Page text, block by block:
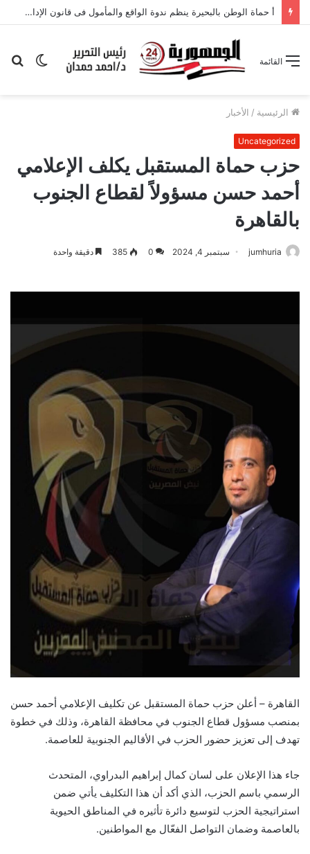
أ حماة الوطن بالبحيرة ينظم ندوة الواقع والمأمول فى قانون الإدارة المحلية
الوضع
القائمة
الرئيسية / الأخبار
Uncategorized
حزب حماة المستقبل يكلف الإعلامي
أحمد حسن مسؤولاً لقطاع الجنوب
بالقاهرة
jumhuria سبتمبر 4, 2024 0
385 دقيقة واحدة
القاهرة – أعلن حزب حماة المستقبل عن تكليف الإعلامي أحمد حسن
بمنصب مسؤول قطاع الجنوب في محافظة القاهرة، وذلك في خطوة
تهدف إلى تعزيز حضور الحزب في الأقاليم الجنوبية للعاصمة.
جاء هذا الإعلان على لسان كمال إبراهيم البدراوي، المتحدث
الرسمي باسم الحزب، الذي أكد أن هذا التكليف يأتي ضمن
استراتيجية الحزب لتوسيع دائرة تأثيره في المناطق الحيوية
بالعاصمة وضمان التواصل الفعّال مع المواطنين.